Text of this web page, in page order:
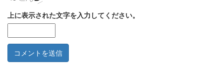
上に表示された文字を入力してください。